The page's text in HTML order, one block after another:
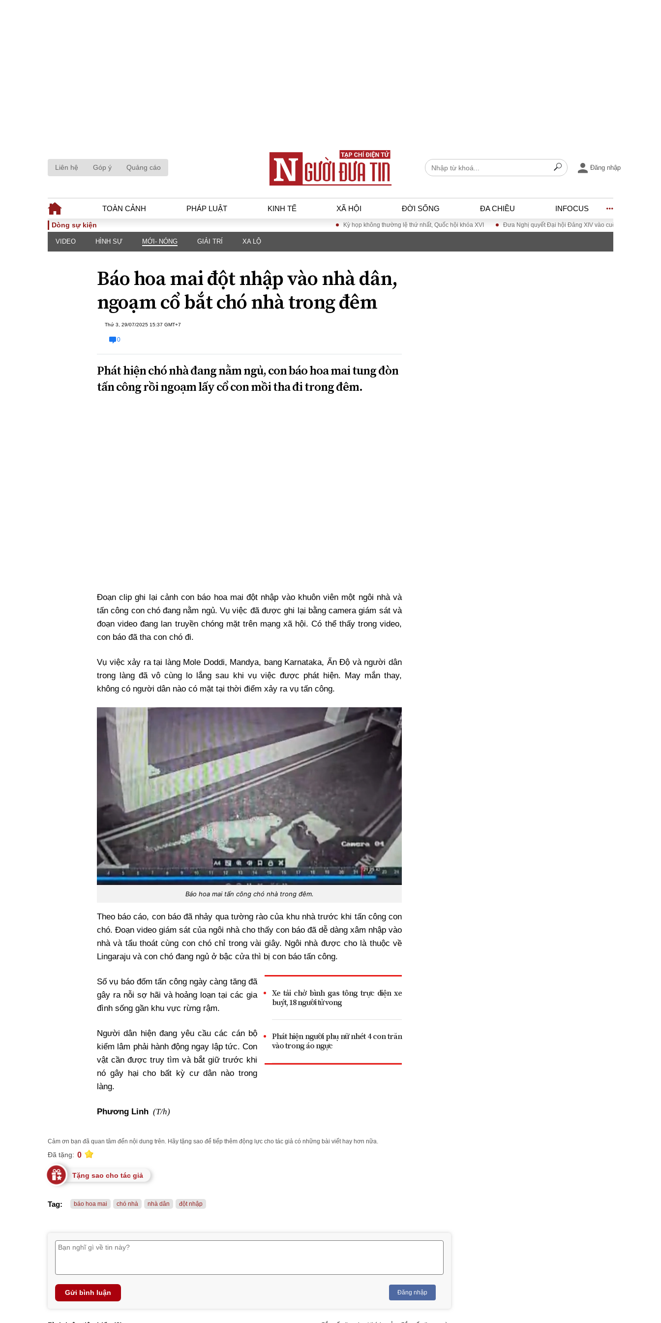
Liên hệ Góp ý Quảng cáo Đăng nhập
TOÀN CẢNH PHÁP LUẬT KINH TẾ XÃ HỘI ĐỜI SỐNG ĐA CHIỀU INFOCUS
TOÀN CẢNH
Chính sách
Đối thoại
PHÁP LUẬT
luật
Góc nhìn luật gia
Hồ sơ điều tra
Tài chính - Ngân
hàng
Kinh tế vĩ mô
Hồ sơ doanh
luận
Công nghệ
Dòng sự kiện Kỳ họp không thường lệ thứ nhất, Quốc hội khóa XVI Đưa Nghị quyết Đại hội Đảng XIV vào cuộc sống
VIDEO HÌNH SỰ MỚI- NÓNG GIẢI TRÍ XA LỘ
Báo hoa mai đột nhập vào nhà dân,
ngoạm cổ bắt chó nhà trong đêm
Thứ 3, 29/07/2025 15:37 GMT+7
0
Phát hiện chó nhà đang nằm ngủ, con báo hoa mai tung đòn
tấn công rồi ngoạm lấy cổ con mồi tha đi trong đêm.
Đoạn clip ghi lại cảnh con báo hoa mai đột nhập vào khuôn viên một ngôi nhà và
tấn công con chó đang nằm ngủ. Vụ việc đã được ghi lại bằng camera giám sát và
đoạn video đang lan truyền chóng mặt trên mạng xã hội. Có thể thấy trong video,
con báo đã tha con chó đi.
Vụ việc xảy ra tại làng Mole Doddi, Mandya, bang Karnataka, Ấn Độ và người dân
trong làng đã vô cùng lo lắng sau khi vụ việc được phát hiện. May mắn thay,
không có người dân nào có mặt tại thời điểm xảy ra vụ tấn công.
Báo hoa mai tấn công chó nhà trong đêm.
Theo báo cáo, con báo đã nhảy qua tường rào của khu nhà trước khi tấn công con
chó. Đoạn video giám sát của ngôi nhà cho thấy con báo đã dễ dàng xâm nhập vào
nhà và tẩu thoát cùng con chó chỉ trong vài giây. Ngôi nhà được cho là thuộc về
Lingaraju và con chó đang ngủ ở bậc cửa thì bị con báo tấn công.
Xe tải chở bình gas tông trực diện xe
buýt, 18 người tử vong
Phát hiện người phụ nữ nhét 4 con trăn
vào trong áo ngực
Số vụ báo đốm tấn công ngày càng tăng đã
gây ra nỗi sợ hãi và hoảng loạn tại các gia
đình sống gần khu vực rừng rậm.
Người dân hiện đang yêu cầu các cán bộ
kiểm lâm phải hành động ngay lập tức. Con
vật cần được truy tìm và bắt giữ trước khi
nó gây hại cho bất kỳ cư dân nào trong
làng.
Phương Linh (T/h)
Cảm ơn bạn đã quan tâm đến nội dung trên. Hãy tặng sao để tiếp thêm động lực cho tác giả có những bài viết hay hơn nữa.
Đã tặng: 0
Tặng sao cho tác giả
Tag: báo hoa mai chó nhà nhà dân đột nhập
Gửi bình luận Đăng nhập